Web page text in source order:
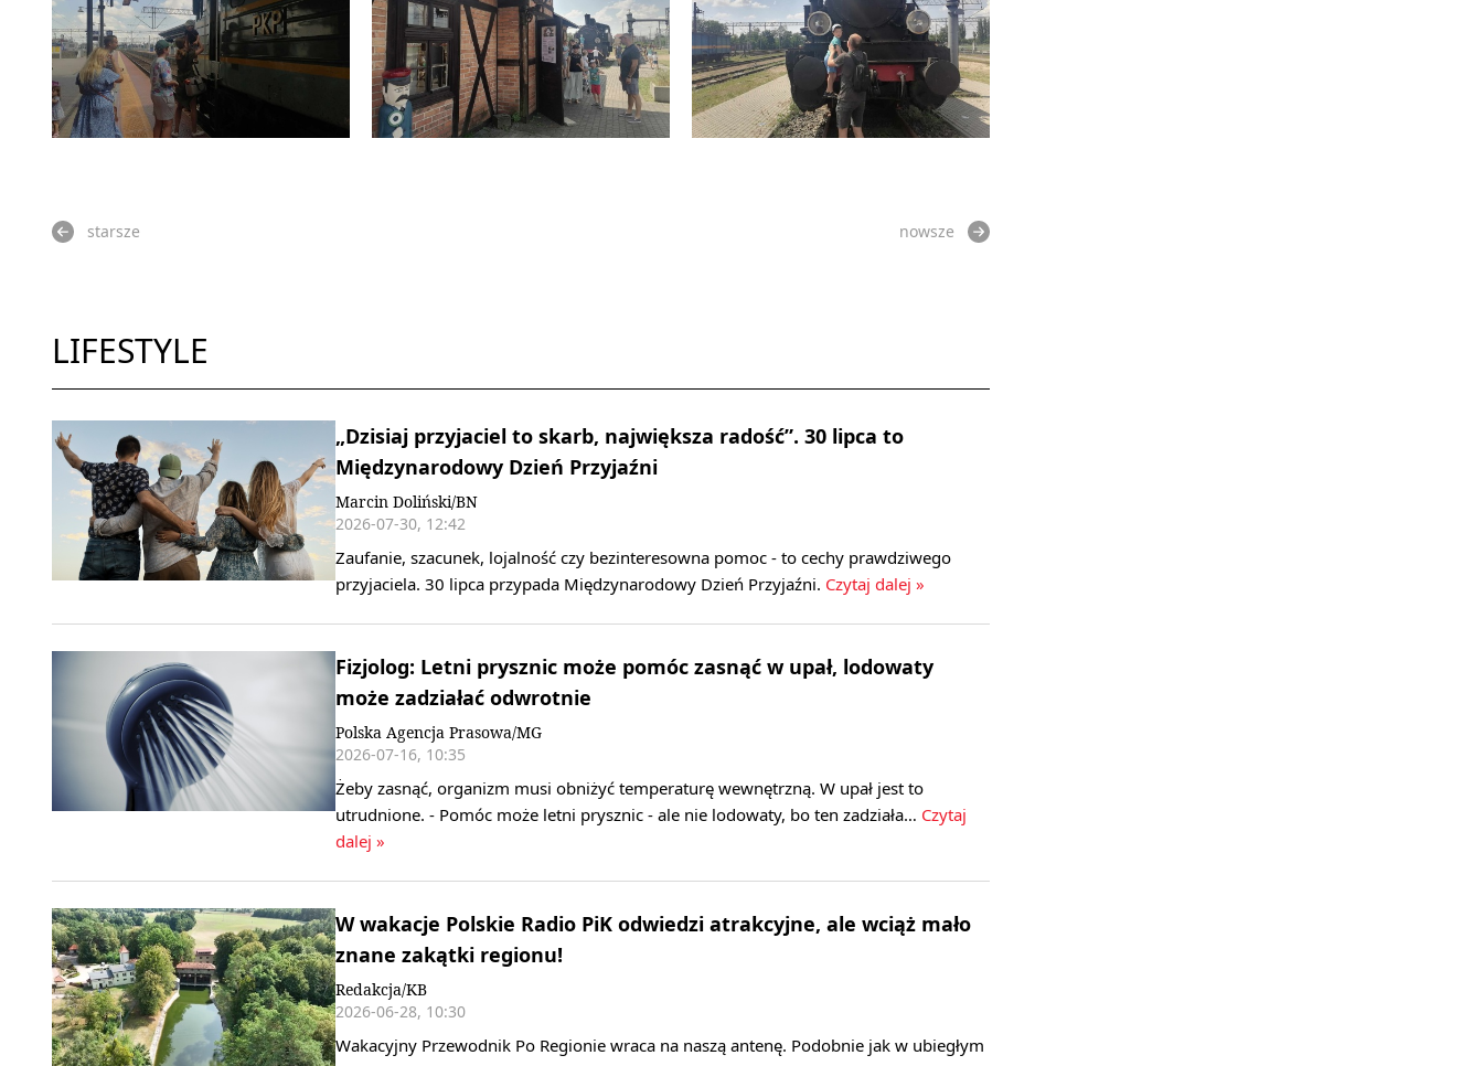
starsze nowsze
LIFESTYLE
„Dzisiaj przyjaciel to skarb, największa radość”. 30 lipca to
Międzynarodowy Dzień Przyjaźni
Marcin Doliński/BN
2026-07-30, 12:42
Zaufanie, szacunek, lojalność czy bezinteresowna pomoc - to cechy prawdziwego
przyjaciela. 30 lipca przypada Międzynarodowy Dzień Przyjaźni. Czytaj dalej »
Fizjolog: Letni prysznic może pomóc zasnąć w upał, lodowaty
może zadziałać odwrotnie
Polska Agencja Prasowa/MG
2026-07-16, 10:35
Żeby zasnąć, organizm musi obniżyć temperaturę wewnętrzną. W upał jest to
utrudnione. - Pomóc może letni prysznic - ale nie lodowaty, bo ten zadziała… Czytaj
dalej »
W wakacje Polskie Radio PiK odwiedzi atrakcyjne, ale wciąż mało
znane zakątki regionu!
Redakcja/KB
2026-06-28, 10:30
Wakacyjny Przewodnik Po Regionie wraca na naszą antenę. Podobnie jak w ubiegłym